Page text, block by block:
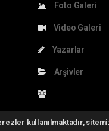
kullanılmaktadır,
Foto Galeri
Video Galeri
Yazarlar
Arşivler